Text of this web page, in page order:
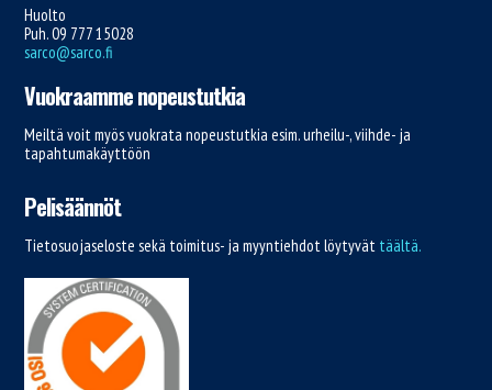
Huolto
Puh. 09 777 15028
sarco@sarco.fi
Vuokraamme nopeustutkia
Meiltä voit myös vuokrata nopeustutkia esim. urheilu-, viihde- ja
tapahtumakäyttöön
Pelisäännöt
Tietosuojaseloste sekä toimitus- ja myyntiehdot löytyvät täältä.